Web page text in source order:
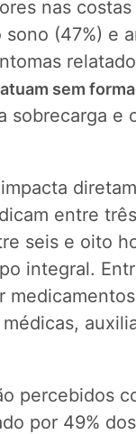
nas costas
(47%) e
sem
sobrecarga e
entre
seis e oito
integral.
percebidos
por 49%